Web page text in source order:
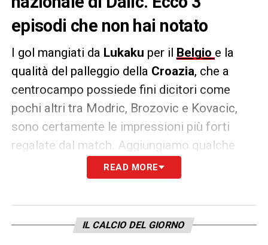
episodi che non hai notato
I gol mangiati da Lukaku per il Belgio e la
qualità del palleggio della Croazia, che a
centrocampo possiede fini dicitori come
pochi altri tra Modric, Brozovic e Kovacic,
sono certamente le impressioni più forti
regalate dal match. Aggiungiamo qualche
dettaglio per la comprensione della partita.
L’attaccante belga si presenta così e viene
omaggiato da diversi slow-motion che le
READ MORE
IL CALCIO DEL GIORNO